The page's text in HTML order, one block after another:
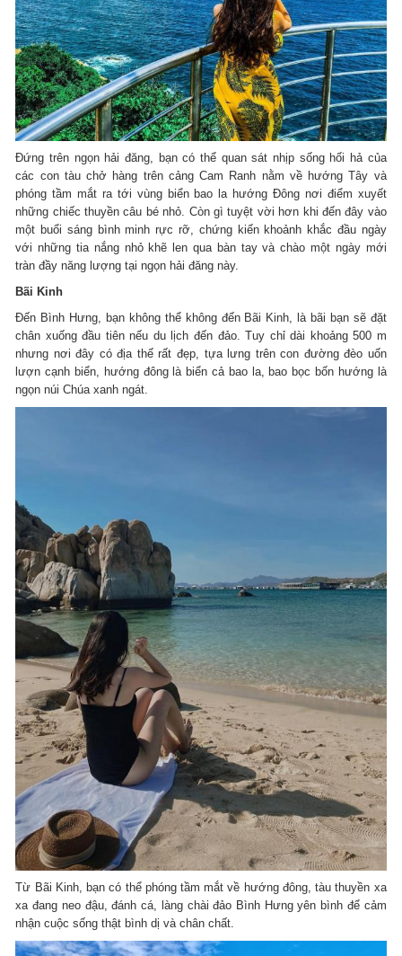
Đứng trên ngọn hải đăng, bạn có thể quan sát nhịp sống hối hả của
các con tàu chở hàng trên cảng Cam Ranh nằm về hướng Tây và
phóng tầm mắt ra tới vùng biển bao la hướng Đông nơi điểm xuyết
những chiếc thuyền câu bé nhỏ. Còn gì tuyệt vời hơn khi đến đây vào
một buổi sáng bình minh rực rỡ, chứng kiến khoảnh khắc đầu ngày
với những tia nắng nhỏ khẽ len qua bàn tay và chào một ngày mới
tràn đầy năng lượng tại ngọn hải đăng này.
Bãi Kinh
Đến Bình Hưng, bạn không thể không đến Bãi Kinh, là bãi bạn sẽ đặt
chân xuống đầu tiên nếu du lịch đến đảo. Tuy chỉ dài khoảng 500 m
nhưng nơi đây có địa thế rất đẹp, tựa lưng trên con đường đèo uốn
lượn cạnh biển, hướng đông là biển cả bao la, bao bọc bốn hướng là
ngọn núi Chúa xanh ngát.
Từ Bãi Kinh, bạn có thể phóng tầm mắt về hướng đông, tàu thuyền xa
xa đang neo đậu, đánh cá, làng chài đảo Bình Hưng yên bình để cảm
nhận cuộc sống thật bình dị và chân chất.